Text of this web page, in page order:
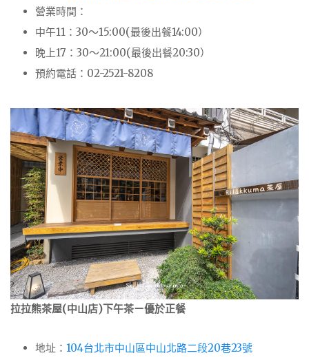
營業時間：
中午11：30～15:00(最後出餐14:00）
晚上17：30～21:00(最後出餐20:30）
預約電話：02-2521-8208
拉拉熊茶屋(中山店)下午茶ㄧ優於正餐
地址： 104台北市中山區中山北路二段20巷23號